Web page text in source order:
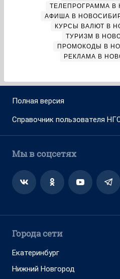
ТЕЛЕПРОГРАММА В
АФИША В
КУРСЫ ВАЛЮТ В
ТУРИЗМ В
ПРОМОКОДЫ В
РЕКЛАМА В
Полная версия
Справочник пользователя
Мы в соцсетях
Города сети
Екатеринбург
Нижний Новгород